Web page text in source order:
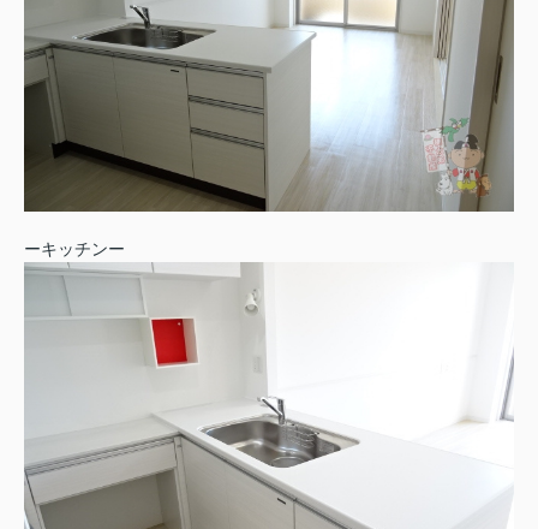
ーキッチンー